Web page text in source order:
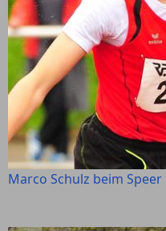
Marco Schulz beim Speer